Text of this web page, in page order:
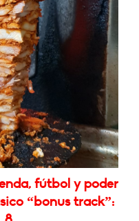
fútbol y poder
“bonus track”: